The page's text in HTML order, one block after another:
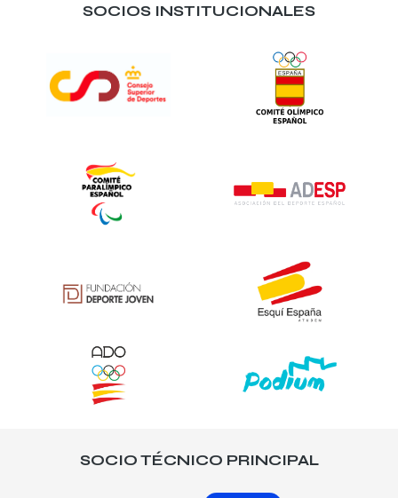
SOCIOS INSTITUCIONALES
SOCIO TÉCNICO PRINCIPAL